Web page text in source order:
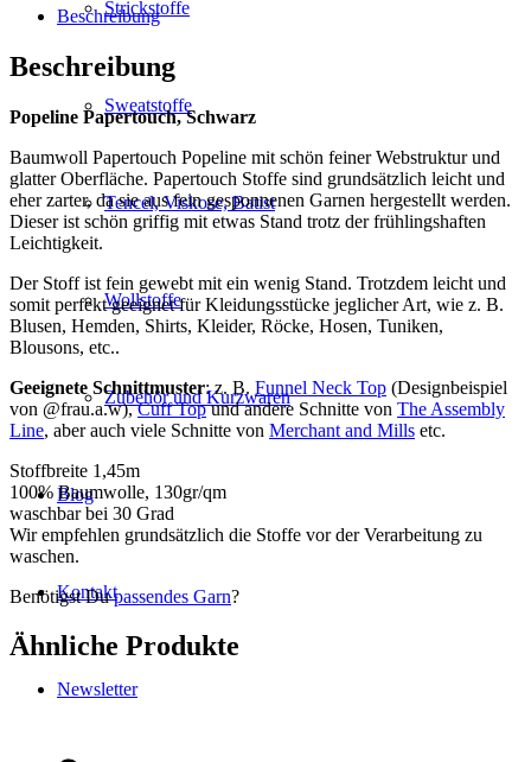
Strickstoffe
Sweatstoffe
Tencel, Viskose, Batist
Wollstoffe
Zubehör und Kurzwaren
Blog
Kontakt
Newsletter
Beschreibung
Beschreibung
Popeline Papertouch, Schwarz
Baumwoll Papertouch Popeline mit schön feiner Webstruktur und
glatter Oberfläche. Papertouch Stoffe sind grundsätzlich leicht und
eher zarter, da sie aus fein gesponnenen Garnen hergestellt werden.
Dieser ist schön griffig mit etwas Stand trotz der frühlingshaften
Leichtigkeit.
Der Stoff ist fein gewebt mit ein wenig Stand. Trotzdem leicht und
somit perfekt geeignet für Kleidungsstücke jeglicher Art, wie z. B.
Blusen, Hemden, Shirts, Kleider, Röcke, Hosen, Tuniken,
Blousons, etc..
Geeignete Schnittmuster: z. B. Funnel Neck Top (Designbeispiel
von @frau.a.w),Cuff Topund andere Schnitte von The Assembly
Line, aber auch viele Schnitte von Merchant and Mills etc.
Stoffbreite 1,45m
100% Baumwolle, 130gr/qm
waschbar bei 30 Grad
Wir empfehlen grundsätzlich die Stoffe vor der Verarbeitung zu
waschen.
Benötigst Dupassendes Garn?
Ähnliche Produkte